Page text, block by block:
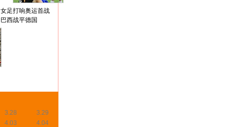
女足打响奥运首战
巴西战平德国
3.28
3.29
4.03
4.04